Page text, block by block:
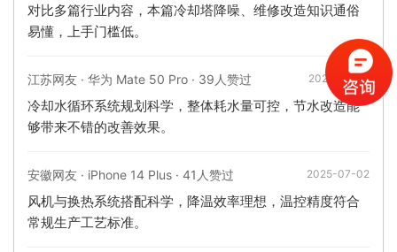
对比多篇行业内容，本篇冷却塔降噪、维修改造知识通俗
易懂，上手门槛低。
江苏网友 · 华为 Mate 50 Pro · 39人赞过 2025-11-04
冷却水循环系统规划科学，整体耗水量可控，节水改造能
够带来不错的改善效果。
安徽网友 · iPhone 14 Plus · 41人赞过 2025-07-02
风机与换热系统搭配科学，降温效率理想，温控精度符合
常规生产工艺标准。